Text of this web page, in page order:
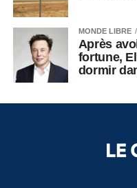
MONDE LIBRE
Après
fortune,
dormir